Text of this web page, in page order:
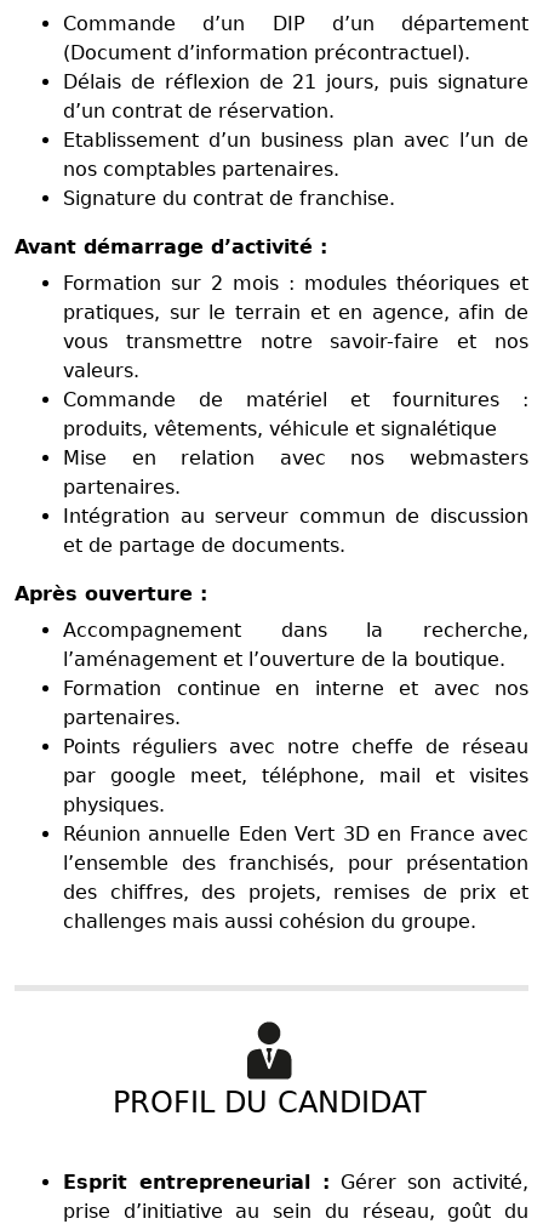
Commande d’un DIP d’un département
(Document d’information précontractuel).
Délais de réflexion de 21 jours, puis signature
d’un contrat de réservation.
Etablissement d’un business plan avec l’un de
nos comptables partenaires.
Signature du contrat de franchise.
Avant démarrage d’activité :
Formation sur 2 mois : modules théoriques et
pratiques, sur le terrain et en agence, afin de
vous transmettre notre savoir-faire et nos
valeurs.
Commande de matériel et fournitures :
produits, vêtements, véhicule et signalétique
Mise en relation avec nos webmasters
partenaires.
Intégration au serveur commun de discussion
et de partage de documents.
Après ouverture :
Accompagnement dans la recherche,
l’aménagement et l’ouverture de la boutique.
Formation continue en interne et avec nos
partenaires.
Points réguliers avec notre cheffe de réseau
par google meet, téléphone, mail et visites
physiques.
Réunion annuelle Eden Vert 3D en France avec
l’ensemble des franchisés, pour présentation
des chiffres, des projets, remises de prix et
challenges mais aussi cohésion du groupe.
PROFIL DU CANDIDAT
Esprit entrepreneurial : Gérer son activité,
prise d’initiative au sein du réseau, goût du